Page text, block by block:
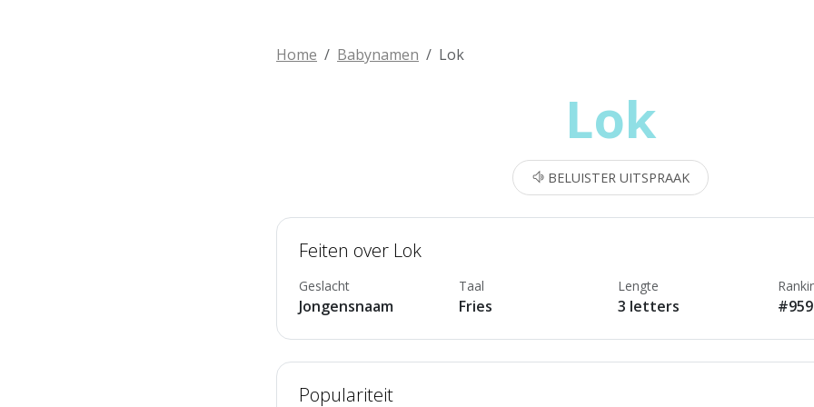
Home Babynamen Lok
Lok
BELUISTER UITSPRAAK
Feiten over Lok
Geslacht
Jongensnaam
Taal
Fries
Lengte
3 letters
Populariteit